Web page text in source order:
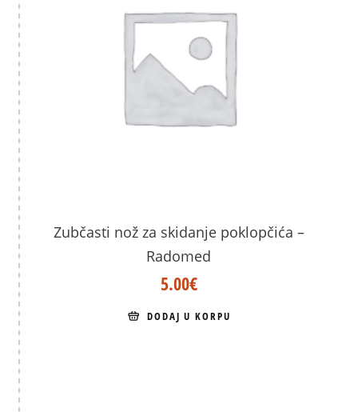
Zubčasti nož za skidanje poklopčića –
Radomed
5.00€
DODAJ U KORPU